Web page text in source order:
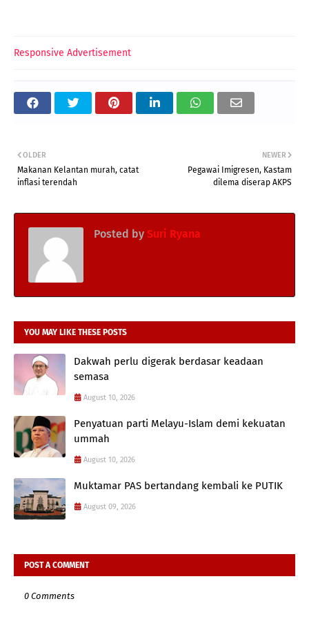
Responsive Advertisement
NEWER
Pegawai Imigresen, Kastam
dilema diserap AKPS
OLDER
Makanan Kelantan murah, catat
inflasi terendah
Posted by Suri Ryana
YOU MAY LIKE THESE POSTS
Dakwah perlu digerak berdasar keadaan
semasa
August 10, 2026
Penyatuan parti Melayu-Islam demi kekuatan
ummah
August 10, 2026
Muktamar PAS bertandang kembali ke PUTIK
August 09, 2026
POST A COMMENT
0 Comments